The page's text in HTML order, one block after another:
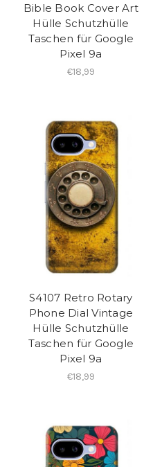
Bible Book Cover Art
Hülle Schutzhülle
Taschen für Google
Pixel 9a
€18,99
S4107 Retro Rotary
Phone Dial Vintage
Hülle Schutzhülle
Taschen für Google
Pixel 9a
€18,99